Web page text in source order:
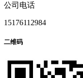
公司电话
15176112984
二维码